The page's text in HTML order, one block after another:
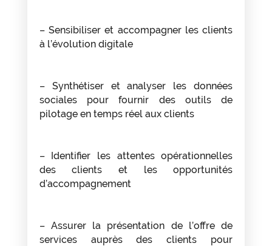
– Sensibiliser et accompagner les clients
à l’évolution digitale
– Synthétiser et analyser les données
sociales pour fournir des outils de
pilotage en temps réel aux clients
– Identifier les attentes opérationnelles
des clients et les opportunités
d’accompagnement
– Assurer la présentation de l’offre de
services auprès des clients pour